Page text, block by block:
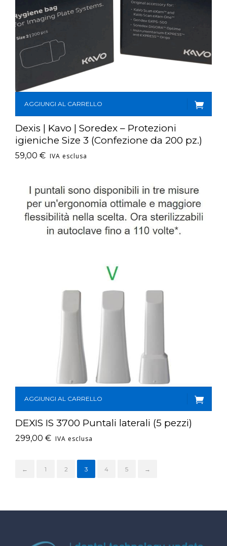
AGGIUNGI AL CARRELLO
Dexis | Kavo | Soredex – Protezioni
igieniche Size 3 (Confezione da 200 pz.)
59,00 € IVA esclusa
AGGIUNGI AL CARRELLO
DEXIS IS 3700 Puntali laterali (5 pezzi)
299,00 € IVA esclusa
← 1 2 3 4 5 →